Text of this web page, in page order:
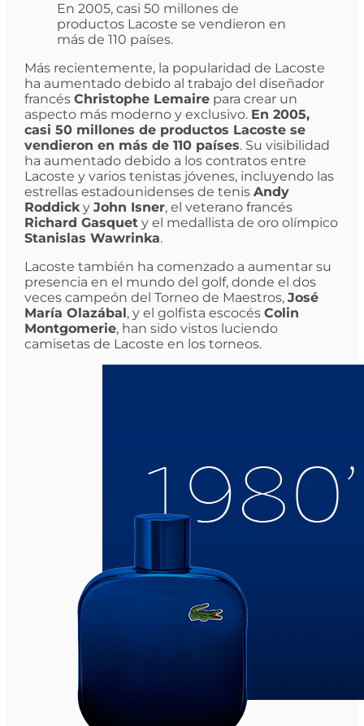
En 2005, casi 50 millones de
productos Lacoste se vendieron en
más de 110 países.
Más recientemente, la popularidad de Lacoste
ha aumentado debido al trabajo del diseñador
francés Christophe Lemairepara crear un
aspecto más moderno y exclusivo. En 2005,
casi 50 millones de productos Lacoste se
vendieron en más de 110 países. Su visibilidad
ha aumentado debido a los contratos entre
Lacoste y varios tenistas jóvenes, incluyendo las
estrellas estadounidenses de tenis Andy
Roddicky John Isner, el veterano francés
Richard Gasquety el medallista de oro olímpico
Stanislas Wawrinka.
Lacoste también ha comenzado a aumentar su
presencia en el mundo del golf, donde el dos
veces campeón del Torneo de Maestros, José
María Olazábal , y el golfista escocés Colin
Montgomerie, han sido vistos luciendo
camisetas de Lacoste en los torneos.